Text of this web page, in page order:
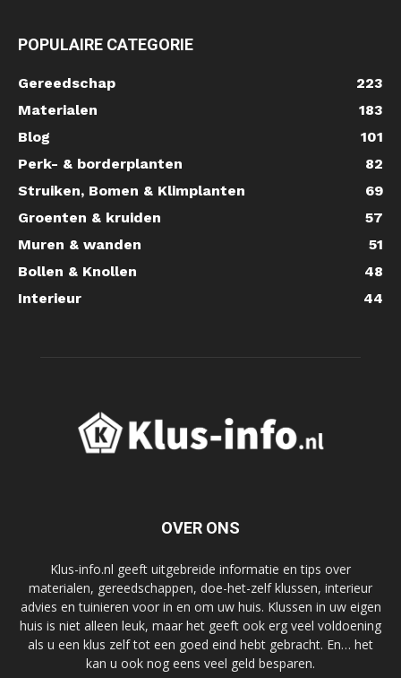
POPULAIRE CATEGORIE
Gereedschap
223
Materialen
183
Blog
101
Perk- & borderplanten
82
Struiken, Bomen & Klimplanten
69
Groenten & kruiden
57
Muren & wanden
51
Bollen & Knollen
48
Interieur
44
OVER ONS
Klus-info.nl geeft uitgebreide informatie en tips over
materialen, gereedschappen, doe-het-zelf klussen, interieur
advies en tuinieren voor in en om uw huis. Klussen in uw eigen
huis is niet alleen leuk, maar het geeft ook erg veel voldoening
als u een klus zelf tot een goed eind hebt gebracht. En… het
kan u ook nog eens veel geld besparen.